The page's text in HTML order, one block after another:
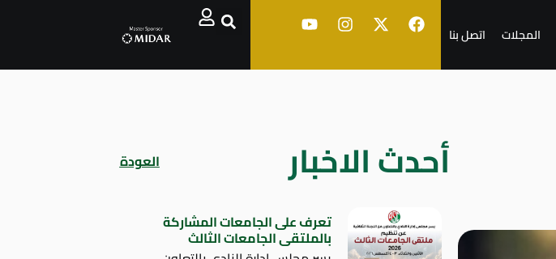
المجلات اتصل بنا
أحدث الاخبار العودة
تعرف على الجامعات المشاركة
بالملتقى الجامعات الثالث